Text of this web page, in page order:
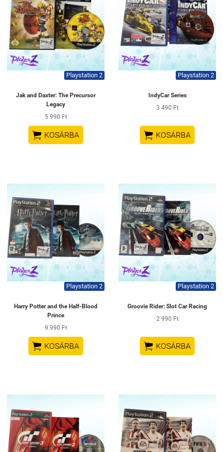
Playstation 2
Jak and Daxter: The Precursor
Legacy
5 990 Ft
 KOSÁRBA
Playstation 2
IndyCar Series
3 490 Ft
 KOSÁRBA
Playstation 2
Harry Potter and the Half-Blood
Prince
9 990 Ft
 KOSÁRBA
Playstation 2
Groovie Rider: Slot Car Racing
2 990 Ft
 KOSÁRBA